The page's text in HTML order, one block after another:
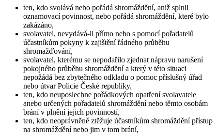
ten, kdo svolává nebo pořádá shromáždění, aniž splnil
oznamovací povinnost, nebo pořádá shromáždění, které bylo
zakázáno,
svolavatel, nevydává-li přímo nebo s pomocí pořadatelů
účastníkům pokyny k zajištění řádného průběhu
shromažďování,
svolavatel, kterému se nepodařilo zjednat nápravu narušení
pokojného průběhu shromáždění a který v této situaci
nepožádá bez zbytečného odkladu o pomoc příslušný úřad
nebo útvar Policie České republiky,
ten, kdo neuposlechne pořádkových opatření svolavatele
anebo určených pořadatelů shromáždění nebo těmto osobám
brání v plnění jejich povinností,
ten, kdo neoprávněně ztěžuje účastníkům shromáždění přístup
na shromáždění nebo jim v tom brání,